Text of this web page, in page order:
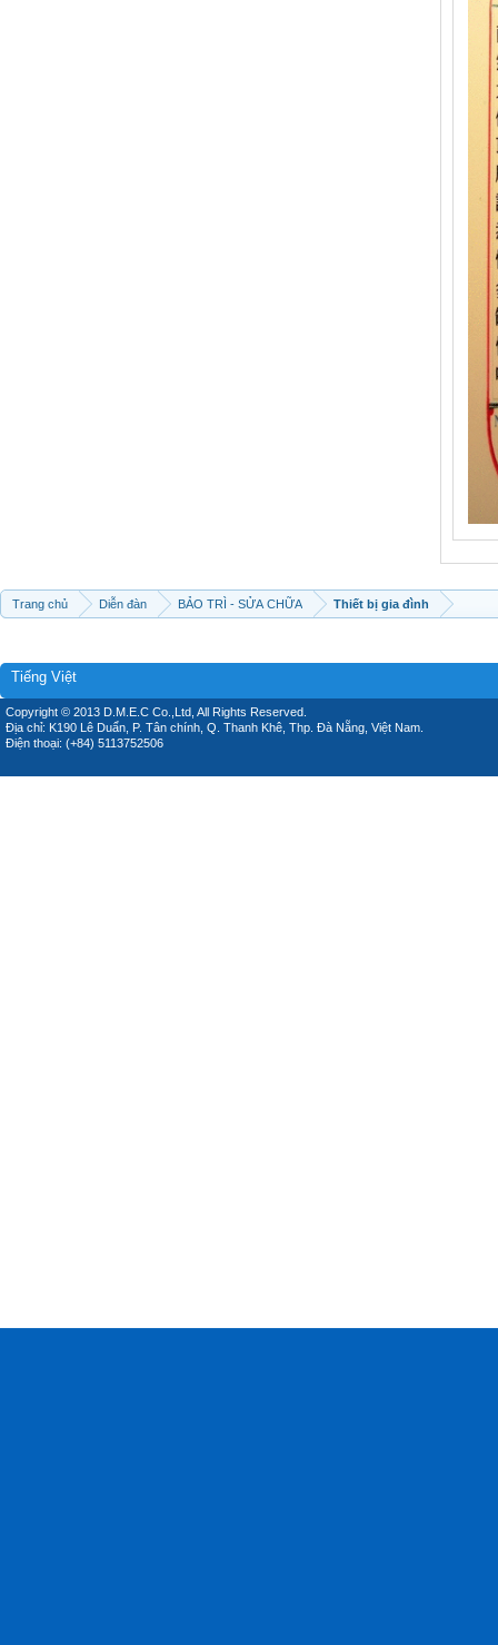
Trang chủ Diễn đàn BẢO TRÌ - SỬA CHỮA Thiết bị gia đình
Tiếng Việt
Copyright © 2013 D.M.E.C Co.,Ltd, All Rights Reserved.
Địa chỉ: K190 Lê Duẩn, P. Tân chính, Q. Thanh Khê, Thp. Đà Nẵng, Việt Nam.
Điện thoại: (+84) 5113752506